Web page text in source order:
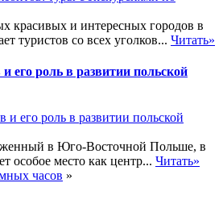
красивых и интересных городов в
туристов со всех уголков... Читать»
его роль в развитии польской
в Юго-Восточной Польше, в
особое место как центр... Читать»
часов »